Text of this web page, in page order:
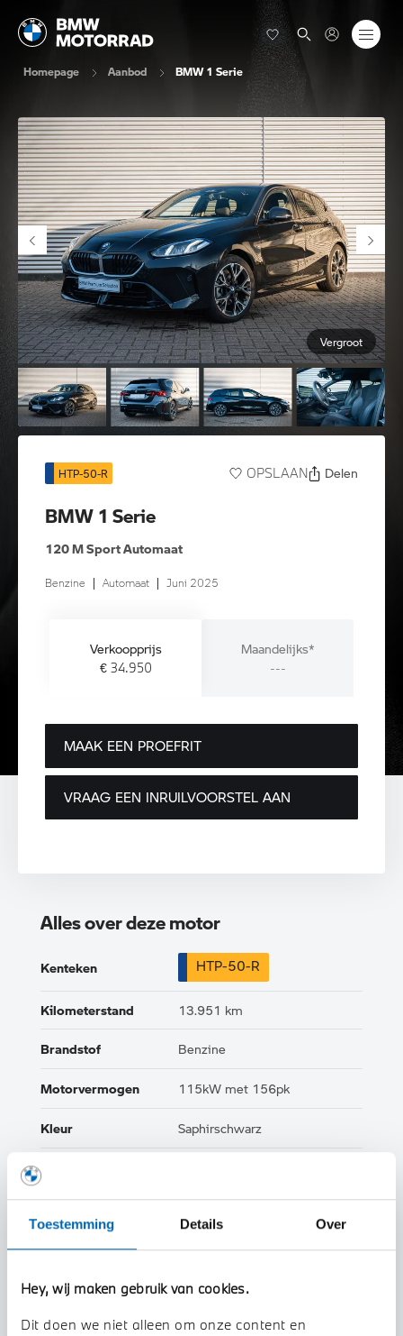
Toestemming Details Over
Hey, wij maken gebruik van cookies.
Dit doen we niet alleen om onze content en
Homepage Aanbod BMW 1 Serie
Vergroot
HTP-50-R OPSLAAN Delen
BMW 1 Serie
120 M Sport Automaat
Benzine | Automaat | Juni 2025
Verkoopprijs
€ 34.950
Maandelijks*
---
MAAK EEN PROEFRIT
VRAAG EEN INRUILVOORSTEL AAN
Alles over deze motor
Kenteken HTP-50-R
Kilometerstand 13.951 km
Brandstof Benzine
Motorvermogen 115kW met 156pk
Kleur Saphirschwarz
Interieur